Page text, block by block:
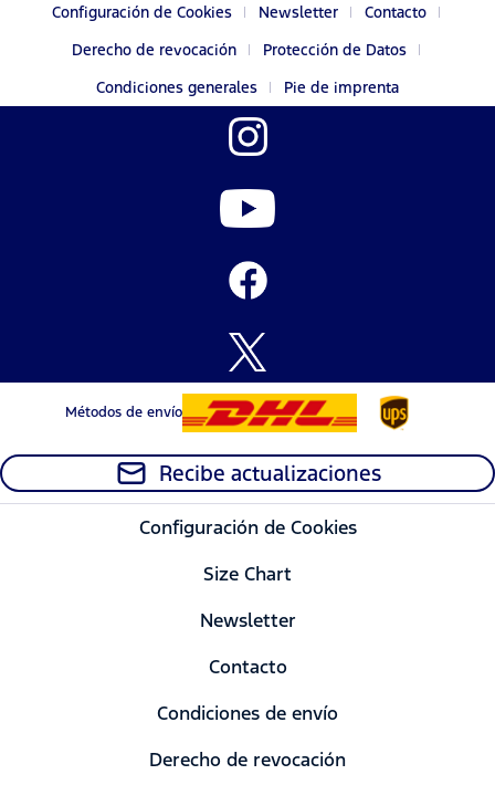
Configuración de Cookies Newsletter
Contacto
Derecho de revocación
Protección de Datos
Condiciones generales
Pie de imprenta
Métodos de envío
Recibe actualizaciones
Configuración de Cookies
Size Chart
Newsletter
Contacto
Condiciones de envío
Derecho de revocación